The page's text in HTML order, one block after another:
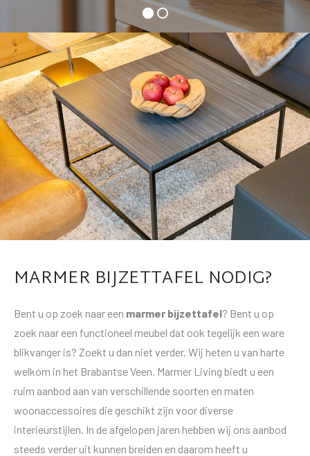
MARMER BIJZETTAFEL NODIG?
Bent u op zoek naar een marmer bijzettafel? Bent u op
zoek naar een functioneel meubel dat ook tegelijk een ware
blikvanger is? Zoekt u dan niet verder. Wij heten u van harte
welkom in het Brabantse Veen. Marmer Living biedt u een
ruim aanbod aan van verschillende soorten en maten
woonaccessoires die geschikt zijn voor diverse
interieurstijlen. In de afgelopen jaren hebben wij ons aanbod
steeds verder uit kunnen breiden en daarom heeft u